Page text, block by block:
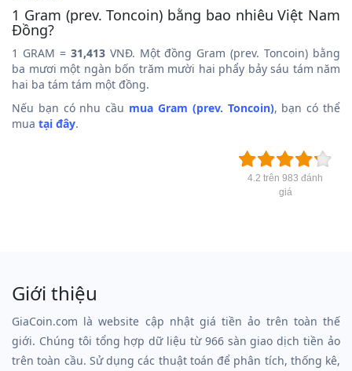
1 Gram (prev. Toncoin) bằng bao nhiêu Việt Nam
Đồng?
1 GRAM = 31,413VNĐ. Một đồng Gram (prev. Toncoin) bằng
ba mươi một ngàn bốn trăm mười hai phẩy bảy sáu tám năm
hai ba tám tám một đồng.
Nếu bạn có nhu cầu mua Gram (prev. Toncoin), bạn có thể
mua tại đây.
4.2 trên 983 đánh
giá
Giới thiệu
GiaCoin.com là website cập nhật giá tiền ảo trên toàn thế
giới. Chúng tôi tổng hợp dữ liệu từ 966 sàn giao dịch tiền ảo
trên toàn cầu. Sử dụng các thuật toán để phân tích, thống kê,